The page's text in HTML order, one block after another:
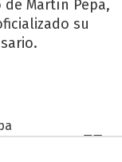
Martín Pepa,
su